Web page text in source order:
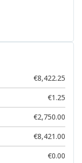
€8,422.25
€1.25
€2,750.00
€8,421.00
€0.00